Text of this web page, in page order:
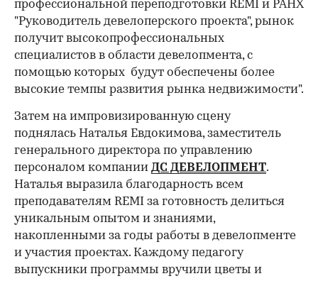
профессиональной переподготовки REMI и РАНХ
"Руководитель девелоперского проекта", рынок
получит высокопрофессиональных
специалистов в области девелопмента, с
помощью которых будут обеспечены более
высокие темпы развития рынка недвижимости".
Затем на импровизированную сцену
поднялась Наталья Евдокимова, заместитель
генерального директора по управлению
персоналом компании ДС ДЕВЕЛОПМЕНТ.
Наталья выразила благодарность всем
преподавателям REMI за готовность делиться
уникальным опытом и знаниями,
накопленными за годы работы в девелопменте
и участия проектах. Каждому педагогу
выпускники программы вручили цветы и